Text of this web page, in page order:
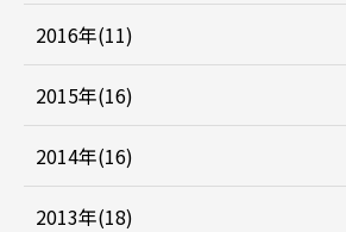
2016年(11)
2015年(16)
2014年(16)
2013年(18)